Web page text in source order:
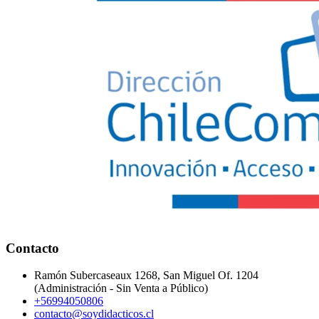
Contacto
Ramón Subercaseaux 1268, San Miguel Of. 1204
(Administración - Sin Venta a Público)
+56994050806
contacto@soydidacticos.cl